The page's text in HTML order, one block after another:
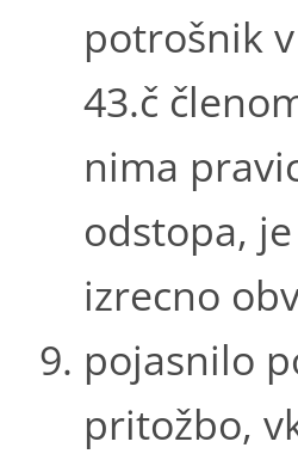
potrošnik
43.č
nima
odstopa,
izrecno
pojasnilo
pritožbo,